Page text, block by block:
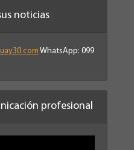
noticias
WhatsApp: 099
profesional